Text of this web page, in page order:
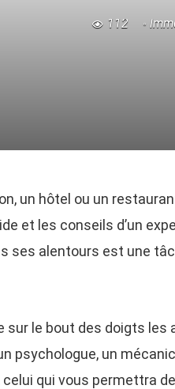
112
un hôtel ou un
et les conseils d’un
ses alentours est une
sur le bout des doigts les
psychologue, un
qui vous permettra